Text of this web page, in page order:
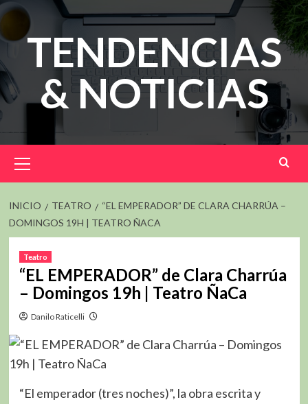
Saltar
contenidoTENDENCIAS
& NOTICIAS
principal
INICIO TEATRO
“EL EMPERADOR” DE CLARA CHARRÚA –
DOMINGOS 19H | TEATRO ÑACA
Teatro
“EL EMPERADOR” de Clara Charrúa
– Domingos 19h | Teatro ÑaCa
Danilo Raticelli
“El emperador (tres noches)”, la obra escrita y